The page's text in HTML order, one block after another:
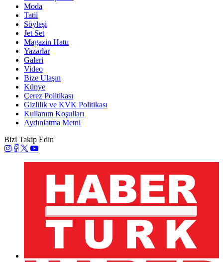
Moda
Tatil
Söyleşi
Jet Set
Magazin Hattı
Yazarlar
Galeri
Video
Bize Ulaşın
Künye
Çerez Politikası
Gizlilik ve KVK Politikası
Kullanım Koşulları
Aydınlatma Metni
Bizi Takip Edin